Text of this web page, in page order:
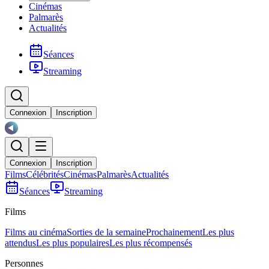
Cinémas
Palmarès
Actualités
Séances
Streaming
Connexion Inscription
Connexion Inscription
FilmsCélébritésCinémasPalmarèsActualités
Séances
Streaming
Films
Films au cinémaSorties de la semaineProchainementLes plus
attendusLes plus populairesLes plus récompensés
Personnes